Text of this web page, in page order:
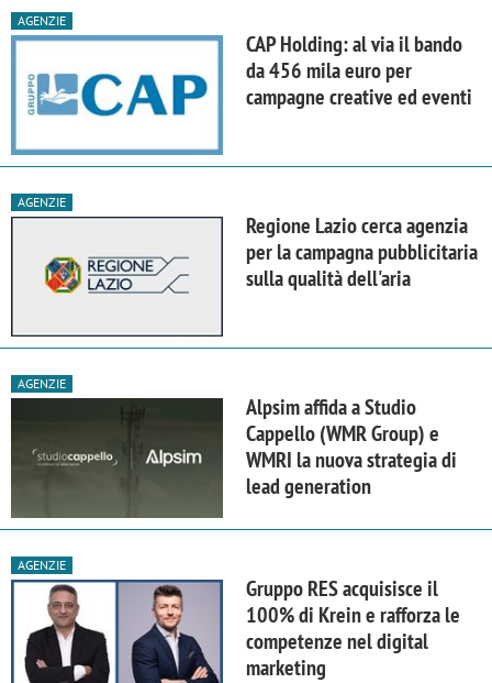
AGENZIE
CAP Holding: al via il bando
da 456 mila euro per
campagne creative ed eventi
AGENZIE
Regione Lazio cerca agenzia
per la campagna pubblicitaria
sulla qualità dell'aria
AGENZIE
Alpsim affida a Studio
Cappello (WMR Group) e
WMRI la nuova strategia di
lead generation
AGENZIE
Gruppo RES acquisisce il
100% di Krein e rafforza le
competenze nel digital
marketing